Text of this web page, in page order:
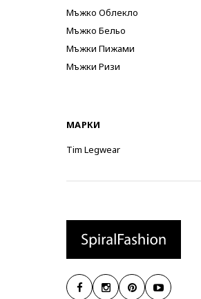
Мъжко Облекло
Мъжко Бельо
Мъжки Пижами
Мъжки Ризи
МАРКИ
Tim Legwear